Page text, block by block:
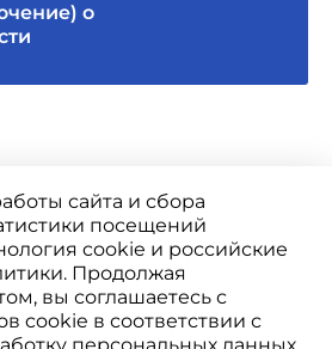
о
01146-34/00343035
Политика конфиденциальности
сайта и сбора
посещений
cookie и российские
Продолжая
вы соглашаетесь с
cookie в соответствии с